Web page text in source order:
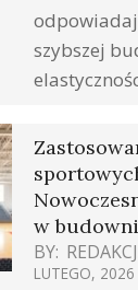
szybszej
w
BY:
LUTEGO, 2026